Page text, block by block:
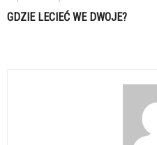
GDZIE LECIEĆ WE DWOJE?